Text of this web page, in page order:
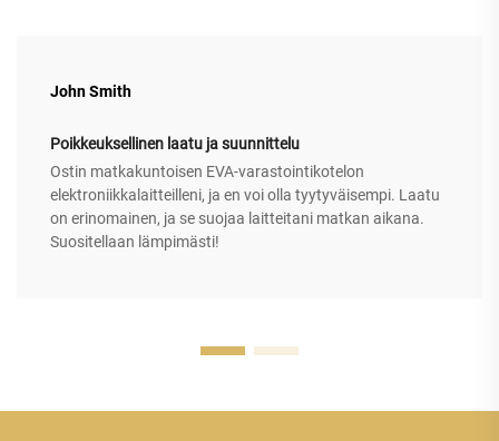
John Smith
Poikkeuksellinen laatu ja suunnittelu
Ostin matkakuntoisen EVA-varastointikotelon
elektroniikkalaitteilleni, ja en voi olla tyytyväisempi. Laatu
on erinomainen, ja se suojaa laitteitani matkan aikana.
Suositellaan lämpimästi!